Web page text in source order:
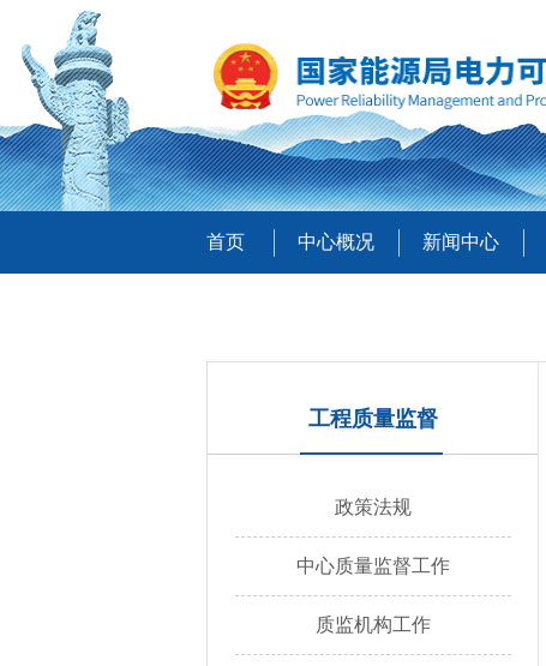
首页 中心概况 新闻中心
工程质量监督
政策法规
中心质量监督工作
质监机构工作